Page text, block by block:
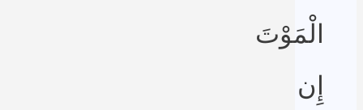
الْمَوْتَ
إِن